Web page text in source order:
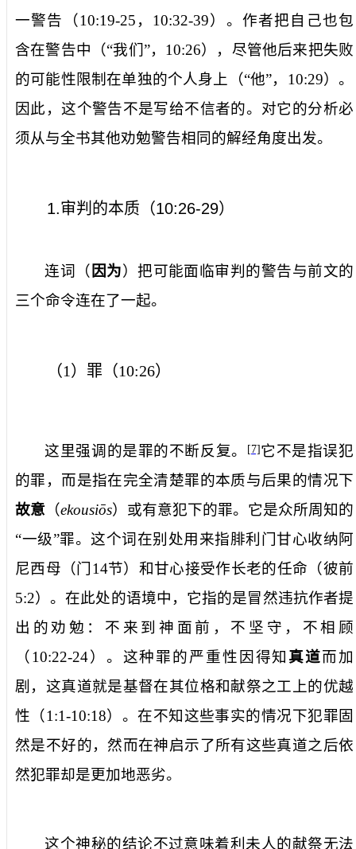
一警告（10:19-25 ， 10:32-39）。作者把自己也包
含在警告中（“我们”， 10:26），尽管他后来把失败
的可能性限制在单独的个人身上（“他”， 10:29）。
因此，这个警告不是写给不信者的。对它的分析必
须从与全书其他劝勉警告相同的解经角度出发。
1.审判的本质（10:26-29）
连词（ 因为）把可能面临审判的警告与前文的
三个命令连在了一起。
（1 ）罪（10:26）
这里强调的是罪的不断反复。 [7]它不是指误犯
的罪，而是指在完全清楚罪的本质与后果的情况下
故意 （ekousios）或有意犯下的罪。它是众所周知的
“一级”罪。这个词在别处用来指腓利门甘心收纳阿
尼西母（门 14节）和甘心接受作长老的任命（彼前
5:2）。在此处的语境中，它指的是冒然违抗作者提
出的劝勉：不来到神面前，不坚守，不相顾
（ 10:22-24）。这种罪的严重性因得知 真道而加
剧，这真道就是基督在其位格和献祭之工上的优越
性（1:1-10:18）。在不知这些事实的情况下犯罪固
然是不好的，然而在神启示了所有这些真道之后依
然犯罪却是更加地恶劣。
这个神秘的结论不过意味着利未人的献祭无法